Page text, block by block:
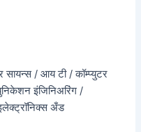
सायन्स / आय टी / कॉम्प्युटर
इंजिनिअरिंग /
अँड